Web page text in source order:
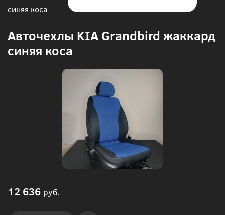
синяя коса
Авточехлы KIA Grandbird жаккард
синяя коса
12 636 руб.